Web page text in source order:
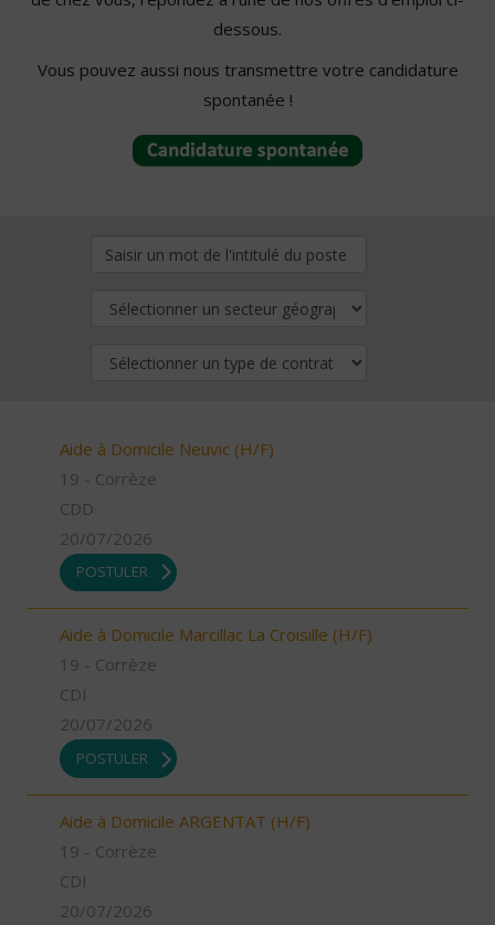
dessous.
Vous pouvez aussi nous transmettre votre candidature
spontanée !
Aide à Domicile Neuvic (H/F)
19 - Corrèze
CDD
20/07/2026
POSTULER
Aide à Domicile Marcillac La Croisille (H/F)
19 - Corrèze
CDI
20/07/2026
POSTULER
Aide à Domicile ARGENTAT (H/F)
19 - Corrèze
CDI
20/07/2026